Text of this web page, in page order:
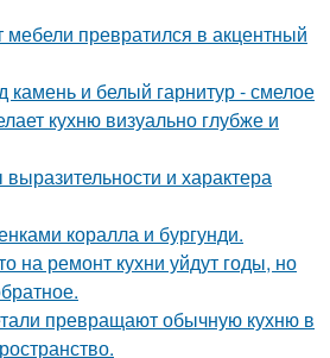
превратился в акцентный
камень и белый гарнитур - смелое
кухню визуально глубже и
и характера
коралла и бургунди.
на ремонт кухни уйдут годы, но
превращают обычную кухню в